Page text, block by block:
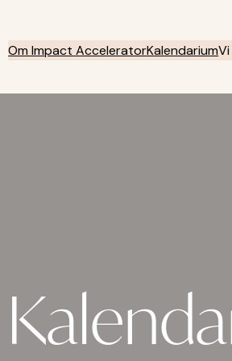
Om Impact AcceleratorKalendarium